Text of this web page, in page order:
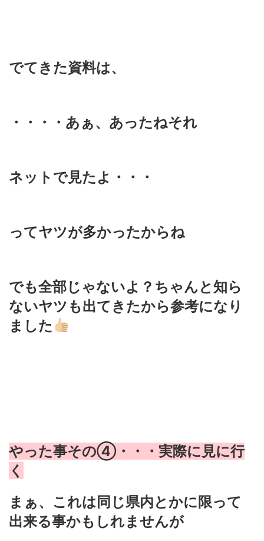
でてきた資料は、
・・・・あぁ、あったねそれ
ネットで見たよ・・・
ってヤツが多かったからね
でも全部じゃないよ？ちゃんと知ら
ないヤツも出てきたから参考になり
ました
やった事その④・・・実際に見に行
く
まぁ、これは同じ県内とかに限って
出来る事かもしれませんが